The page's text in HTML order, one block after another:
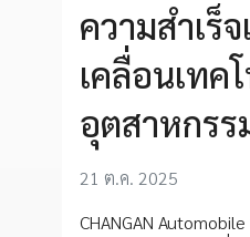
ความสำเร็
เคลื่อนเทค
อุตสาหกรร
21 ต.ค. 2025
CHANGAN